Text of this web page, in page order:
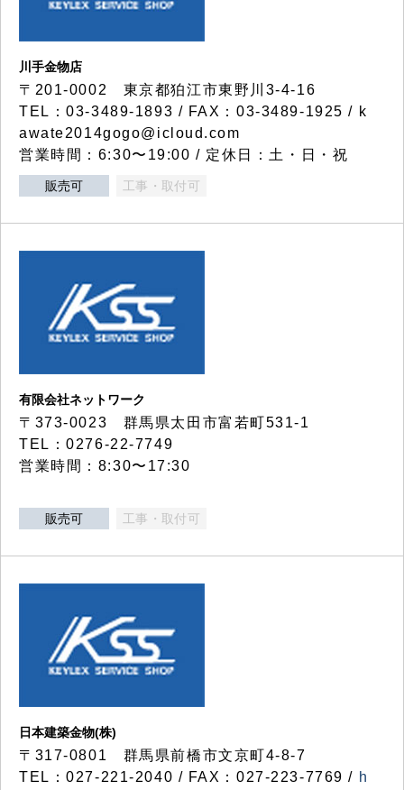
川手金物店
〒201-0002 東京都狛江市東野川3-4-16
TEL：03-3489-1893 / FAX：03-3489-1925 / k
awate2014gogo@icloud.com
営業時間：6:30〜19:00 / 定休日：土・日・祝
販売可 工事・取付可
有限会社ネットワーク
〒373-0023 群馬県太田市富若町531-1
TEL：0276-22-7749
営業時間：8:30〜17:30
販売可 工事・取付可
日本建築金物(株)
〒317‐0801 群馬県前橋市文京町4-8-7
TEL：027-221-2040 / FAX：027-223-7769 / h